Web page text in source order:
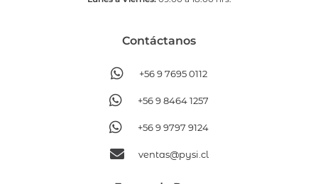
Contáctanos​
+56 9 7695 0112
+56 9 8464 1257
+56 9 9797 9124
ventas@pysi.cl